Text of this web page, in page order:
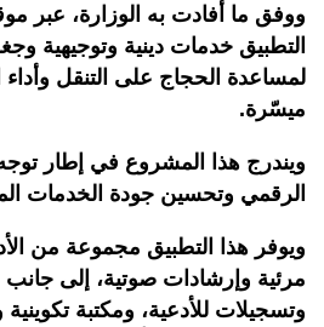
ووفق ما أفادت به الوزارة، عبر
التطبيق خدمات دينية وتوجيهية
لمساعدة الحجاج على التنقل
ميسّرة.
ويندرج هذا المشروع في إطار
الرقمي وتحسين جودة الخدمات
ويوفر هذا التطبيق مجموعة من
مرئية وإرشادات صوتية، إلى
وتسجيلات للأدعية، ومكتبة